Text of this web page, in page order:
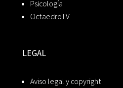
Psicología
OctaedroTV
LEGAL
Aviso legal y copyright